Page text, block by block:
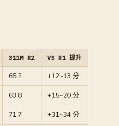
311M R2 VS R1 提升
65.2 +12~13 分
63.8 +15~20 分
71.7 +31~34 分